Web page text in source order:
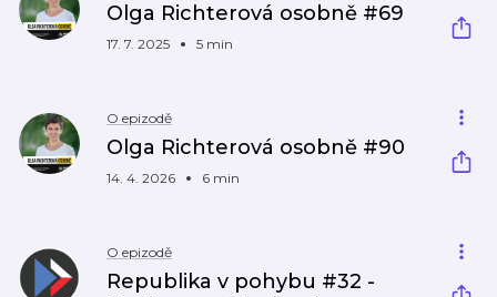
Olga Richterová osobně #69
17. 7. 2025 5 min
O epizodě
Olga Richterová osobně #90
14. 4. 2026 6 min
O epizodě
Republika v pohybu #32 -